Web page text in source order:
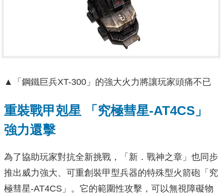
▲「鋼鐵巨兵XT-300」的強大火力將讓玩家頭痛不已
重裝戰甲剋星 「究極彗星-AT4CS」
強力還擊
為了協助玩家對抗全新挑戰，「新．戰神之章」也同步
推出威力強大、可重創裝甲型兵器的特殊型火箭砲「究
極彗星-AT4CS」。它的範圍性攻擊，可以無視障礙物